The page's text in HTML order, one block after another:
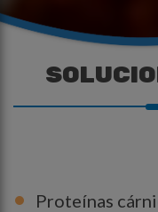
Proteínas